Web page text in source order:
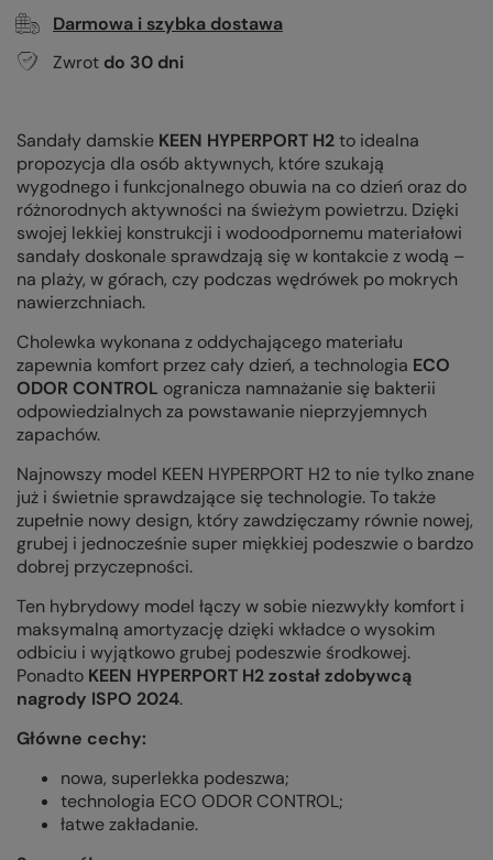
Darmowa i szybka dostawa
Zwrot do 30 dni
Sandały damskie KEEN HYPERPORT H2to idealna
propozycja dla osób aktywnych, które szukają
wygodnego i funkcjonalnego obuwia na co dzień oraz do
różnorodnych aktywności na świeżym powietrzu. Dzięki
swojej lekkiej konstrukcji i wodoodpornemu materiałowi
sandały doskonale sprawdzają się w kontakcie z wodą –
na plaży, w górach, czy podczas wędrówek po mokrych
nawierzchniach.
Cholewka wykonana z oddychającego materiału
zapewnia komfort przez cały dzień, a technologia ECO
ODOR CONTROL ogranicza namnażanie się bakterii
odpowiedzialnych za powstawanie nieprzyjemnych
zapachów.
Najnowszy model KEEN HYPERPORT H2 to nie tylko znane
już i świetnie sprawdzające się technologie. To także
zupełnie nowy design, który zawdzięczamy równie nowej,
grubej i jednocześnie super miękkiej podeszwie o bardzo
dobrej przyczepności.
Ten hybrydowy model łączy w sobie niezwykły komfort i
maksymalną amortyzację dzięki wkładce o wysokim
odbiciu i wyjątkowo grubej podeszwie środkowej.
Ponadto KEEN HYPERPORT H2 został zdobywcą
nagrody ISPO 2024.
Główne cechy:
nowa, superlekka podeszwa;
technologia ECO ODOR CONTROL;
łatwe zakładanie.